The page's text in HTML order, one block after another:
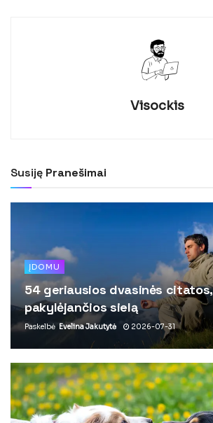
Visockis
Susiję Pranešimai
ĮDOMU
54 geriausios dvasinės citatos,
pakylėjančios sielą
Paskelbė Evelina Jakutytė 2026-07-31